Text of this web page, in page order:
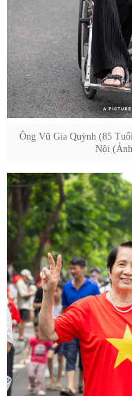
Ông Vũ Gia Quỳnh (85
Nội